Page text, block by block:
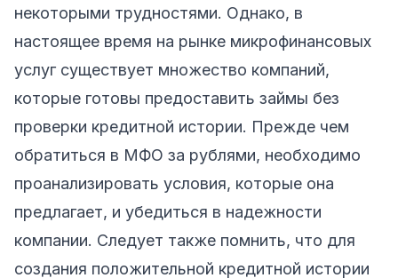
некоторыми трудностями. Однако, в
настоящее время на рынке микрофинансовых
услуг существует множество компаний,
которые готовы предоставить займы без
проверки кредитной истории. Прежде чем
обратиться в МФО за рублями, необходимо
проанализировать условия, которые она
предлагает, и убедиться в надежности
компании. Следует также помнить, что для
создания положительной кредитной истории